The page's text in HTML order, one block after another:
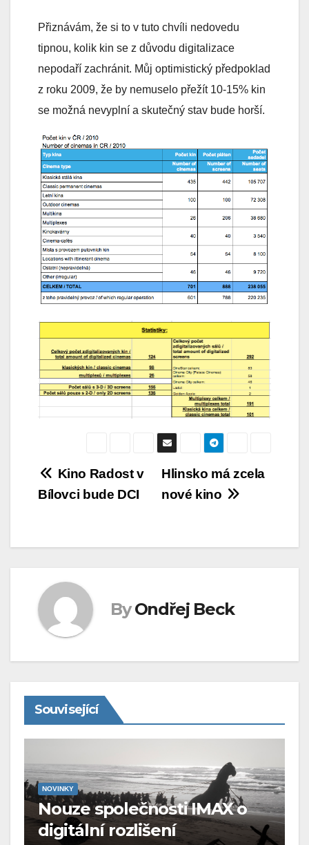
Přiznávám, že si to v tuto chvíli nedovedu
tipnou, kolik kin se z důvodu digitalizace
nepodaří zachránit. Můj optimistický předpoklad
z roku 2009, že by nemuselo přežít 10-15% kin
se možná nevyplní a skutečný stav bude horší.
Navigace
pro
Hlinsko má zcela
nové kino
Kino Radost v
Bílovci bude DCI
By Ondřej Beck
Související
NOVINKY
Nouze společnosti IMAX o
digitální rozlišení